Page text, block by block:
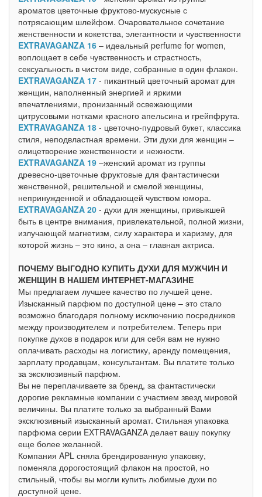
ароматов цветочные фруктово-мускусные с
потрясающим шлейфом. Очаровательное сочетание
женственности и кокетства, элегантности и чувственности
EXTRAVAGANZA 16 – идеальный perfume for women,
воплощает в себе чувственность и страстность,
сексуальность в чистом виде, собранные в один флакон.
EXTRAVAGANZA 17 - пикантный цветочный аромат для
женщин, наполненный энергией и яркими
впечатлениями, пронизанный освежающими
цитрусовыми нотками красного апельсина и грейпфрута.
EXTRAVAGANZA 18 - цветочно-пудровый букет, классика
стиля, неподвластная времени. Эти духи для женщин –
олицетворение женственности и нежности.
EXTRAVAGANZA 19 –женский аромат из группы
древесно-цветочные фруктовые для фантастически
женственной, решительной и смелой женщины,
непринужденной и обладающей чувством юмора.
EXTRAVAGANZA 20 - духи для женщины, привыкшей
быть в центре внимания, привлекательной, полной жизни,
излучающей магнетизм, силу характера и харизму, для
которой жизнь – это кино, а она – главная актриса.
ПОЧЕМУ ВЫГОДНО КУПИТЬ ДУХИ ДЛЯ МУЖЧИН И
ЖЕНЩИН В НАШЕМ ИНТЕРНЕТ-МАГАЗИНЕ
Мы предлагаем лучшее качество по лучшей цене.
Изысканный парфюм по доступной цене – это стало
возможно благодаря полному исключению посредников
между производителем и потребителем. Теперь при
покупке духов в подарок или для себя вам не нужно
оплачивать расходы на логистику, аренду помещения,
зарплату продавцам, консультантам. Вы платите только
за эксклюзивный парфюм.
Вы не переплачиваете за бренд, за фантастически
дорогие рекламные компании с участием звезд мировой
величины. Вы платите только за выбранный Вами
эксклюзивный изысканный аромат. Стильная упаковка
парфюма серии EXTRAVAGANZA делает вашу покупку
еще более желанной.
Компания APL сняла брендированную упаковку,
поменяла дорогостоящий флакон на простой, но
стильный, чтобы вы могли купить любимые духи по
доступной цене.